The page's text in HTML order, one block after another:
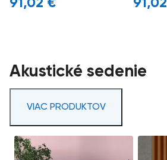
Akustické sedenie
VIAC PRODUKTOV